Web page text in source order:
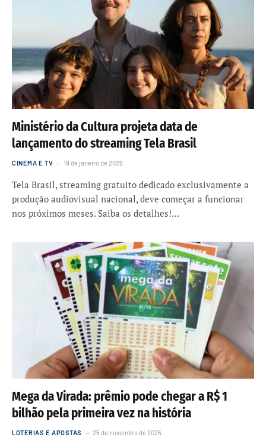
Ministério da Cultura projeta data de
lançamento do streaming Tela Brasil
CINEMA E TV 19 de janeiro de 2026
Tela Brasil, streaming gratuito dedicado exclusivamente a
produção audiovisual nacional, deve começar a funcionar
nos próximos meses. Saiba os detalhes!…
Mega da Virada: prêmio pode chegar a R$ 1
bilhão pela primeira vez na história
LOTERIAS E APOSTAS 25 de novembro de 2025